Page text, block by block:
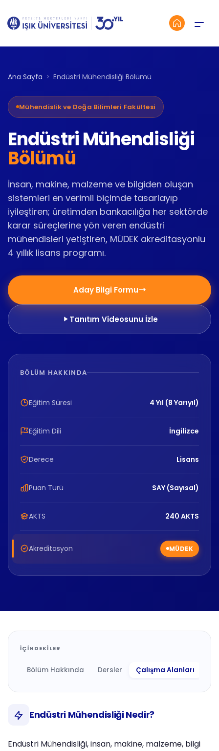
Menü
Ana Sayfa Endüstri Mühendisliği Bölümü
Mühendislik ve Doğa Bilimleri Fakültesi
Endüstri Mühendisliği
Bölümü
İnsan, makine, malzeme ve bilgiden oluşan
sistemleri en verimli biçimde tasarlayıp
iyileştiren; üretimden bankacılığa her sektörde
karar süreçlerine yön veren endüstri
mühendisleri yetiştiren, MÜDEK akreditasyonlu
4 yıllık lisans programı.
Aday Bilgi Formu
Tanıtım Videosunu İzle
BÖLÜM HAKKINDA
Eğitim Süresi 4 Yıl (8 Yarıyıl)
Eğitim Dili İngilizce
Derece Lisans
Puan Türü SAY (Sayısal)
AKTS 240 AKTS
Akreditasyon MÜDEK
İÇINDEKILER
Bölüm Hakkında Dersler Çalışma Alanları
Endüstri Mühendisliği Nedir?
Endüstri Mühendisliği, insan, makine, malzeme, bilgi